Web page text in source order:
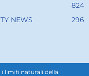
824
NEWS
296
limiti naturali della